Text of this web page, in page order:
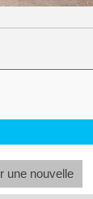
une nouvelle